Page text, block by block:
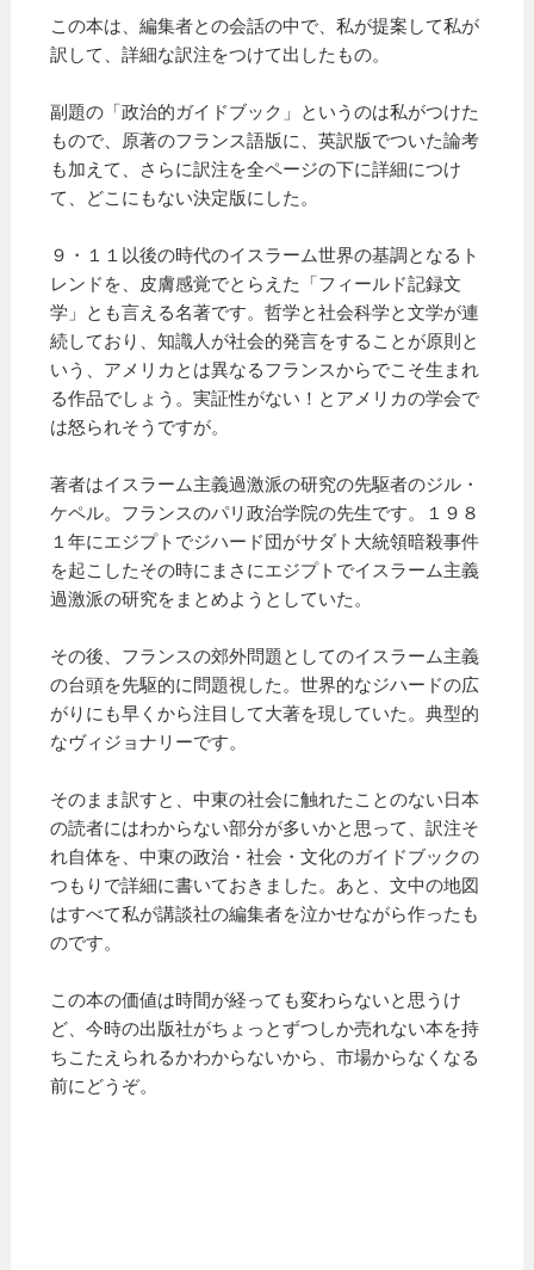
この本は、編集者との会話の中で、私が提案して私が
訳して、詳細な訳注をつけて出したもの。
副題の「政治的ガイドブック」というのは私がつけた
もので、原著のフランス語版に、英訳版でついた論考
も加えて、さらに訳注を全ページの下に詳細につけ
て、どこにもない決定版にした。
９・１１以後の時代のイスラーム世界の基調となるト
レンドを、皮膚感覚でとらえた「フィールド記録文
学」とも言える名著です。哲学と社会科学と文学が連
続しており、知識人が社会的発言をすることが原則と
いう、アメリカとは異なるフランスからでこそ生まれ
る作品でしょう。実証性がない！とアメリカの学会で
は怒られそうですが。
著者はイスラーム主義過激派の研究の先駆者のジル・
ケペル。フランスのパリ政治学院の先生です。１９８
１年にエジプトでジハード団がサダト大統領暗殺事件
を起こしたその時にまさにエジプトでイスラーム主義
過激派の研究をまとめようとしていた。
その後、フランスの郊外問題としてのイスラーム主義
の台頭を先駆的に問題視した。世界的なジハードの広
がりにも早くから注目して大著を現していた。典型的
なヴィジョナリーです。
そのまま訳すと、中東の社会に触れたことのない日本
の読者にはわからない部分が多いかと思って、訳注そ
れ自体を、中東の政治・社会・文化のガイドブックの
つもりで詳細に書いておきました。あと、文中の地図
はすべて私が講談社の編集者を泣かせながら作ったも
のです。
この本の価値は時間が経っても変わらないと思うけ
ど、今時の出版社がちょっとずつしか売れない本を持
ちこたえられるかわからないから、市場からなくなる
前にどうぞ。